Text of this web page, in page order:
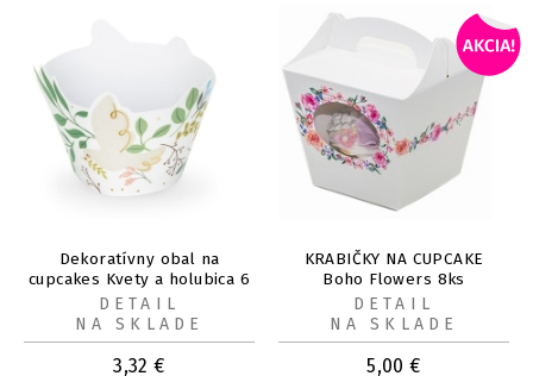
Dekoratívny obal na
cupcakes Kvety a holubica 6
ks
3,32 €
DETAIL
NA SKLADE
KRABIČKY NA CUPCAKE
Boho Flowers 8ks
5,00 €
DETAIL
NA SKLADE